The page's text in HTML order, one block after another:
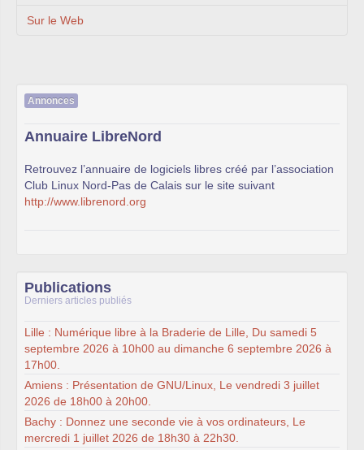
Sur le Web
Annonces
Annuaire LibreNord
Retrouvez l’annuaire de logiciels libres créé par l’association
Club Linux Nord-Pas de Calais sur le site suivant
http://www.librenord.org
Publications
Derniers articles publiés
Lille : Numérique libre à la Braderie de Lille, Du samedi 5
septembre 2026 à 10h00 au dimanche 6 septembre 2026 à
17h00.
Amiens : Présentation de GNU/Linux, Le vendredi 3 juillet
2026 de 18h00 à 20h00.
Bachy : Donnez une seconde vie à vos ordinateurs, Le
mercredi 1 juillet 2026 de 18h30 à 22h30.